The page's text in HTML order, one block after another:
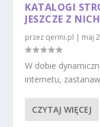
KATALOGI
JESZCZE Z
przez qermi.pl | maj
W dobie
internetu,
CZYTAJ WIĘCEJ